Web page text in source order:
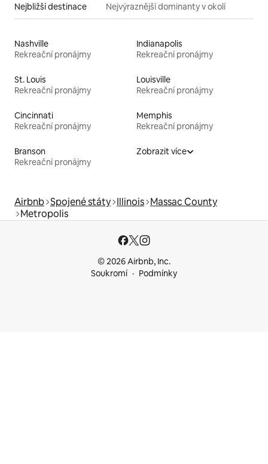
Nejbližší destinace Nejvýraznější dominanty v okolí
Nashville
Rekreační pronájmy
Indianapolis
Rekreační pronájmy
St. Louis
Rekreační pronájmy
Louisville
Rekreační pronájmy
Cincinnati
Rekreační pronájmy
Memphis
Rekreační pronájmy
Branson
Rekreační pronájmy
Zobrazit více
Airbnb Spojené státy Illinois Massac County
Metropolis
© 2026 Airbnb, Inc.
Soukromí
Podmínky